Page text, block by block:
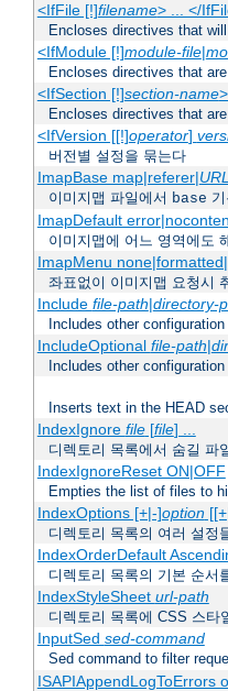
<IfFile [!]filename> ... </
Encloses directives that
<IfModule [!]module-file|
Encloses directives that
<IfSection [!]section-name
Encloses directives that
<IfVersion [[!]operator]
버전별 설정을 묶는다
ImapBase map|referer|URL
이미지맵 파일에서 base
ImapDefault
이미지맵에 어느 영역에도
ImapMenu
좌표없이 이미지맵 요청시
Include file-path|directory-
Includes other
IncludeOptional file-path|
Includes other
Inserts text in the HEAD
IndexIgnore file[file] ...
디렉토리 목록에서 숨길 파
IndexIgnoreReset ON|OFF
Empties the list of files to
IndexOptions [+|-]option
디렉토리 목록의 여러 설정
IndexOrderDefault
디렉토리 목록의 기본 순서
IndexStyleSheet url-path
디렉토리 목록에 CSS 스타
InputSed sed-command
Sed command to filter
ISAPIAppendLogToErrors